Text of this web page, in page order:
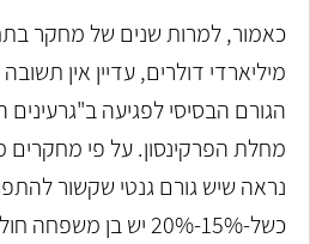
כאמור, למרות שנים של מחקר
מיליארדי דולרים, עדיין אין
הגורם הבסיסי לפגיעה ב"גרעינים
מחלת הפרקינסון. על פי מחקרים
נראה שיש גורם גנטי שקשור
כשל-15%-20% יש בן